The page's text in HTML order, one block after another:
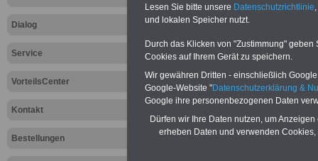
Dialog
Service
VorteilsCenter
Kontakt
Bestellungen
Hochschulen
Universitäre Einrichtung
Deutsche Universität für
Lesen Sie bitte unsere Datenschutzrichtlinie
und lokalen Speicher nutzt.
Durch das Klicken von "Zustimmung"
Cookies auf Ihrem Gerät zu speichern.
Wir gewähren Dritten - einschließlich
Google-Website "Datenschutzerklärung &
Google ihre personenbezogenen Daten
Dürfen wir Ihre Daten nutzen, um
erheben Daten und verwenden